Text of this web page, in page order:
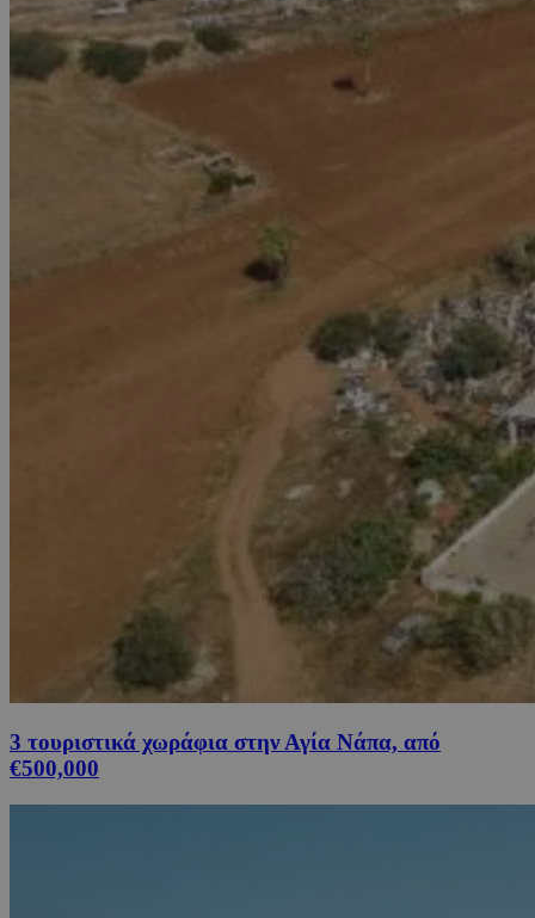
3 τουριστικά χωράφια στην Αγία Νάπα, από
€500,000